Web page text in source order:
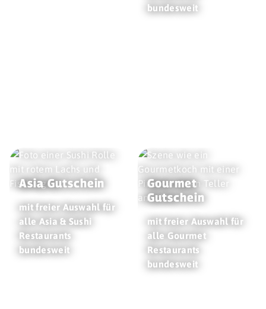
bundesweit
Asia Gutschein
mit freier Auswahl für
alle Asia & Sushi
Restaurants
bundesweit
Gourmet
Gutschein
mit freier Auswahl für
alle Gourmet
Restaurants
bundesweit